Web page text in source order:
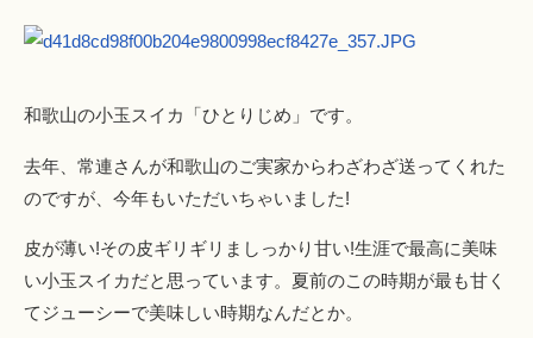
和歌山の小玉スイカ「ひとりじめ」です。
去年、常連さんが和歌山のご実家からわざわざ送ってくれた
のですが、今年もいただいちゃいました!
皮が薄い!その皮ギリギリましっかり甘い!生涯で最高に美味
い小玉スイカだと思っています。夏前のこの時期が最も甘く
てジューシーで美味しい時期なんだとか。